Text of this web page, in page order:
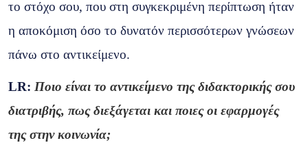
το στόχο σου, που στη συγκεκριμένη περίπτωση ήταν
η αποκόμιση όσο το δυνατόν περισσότερων γνώσεων
πάνω στο αντικείμενο.
LR: Ποιο είναι το αντικείμενο της διδακτορικής σου
διατριβής, πως διεξάγεται και ποιες οι εφαρμογές
της στην κοινωνία;